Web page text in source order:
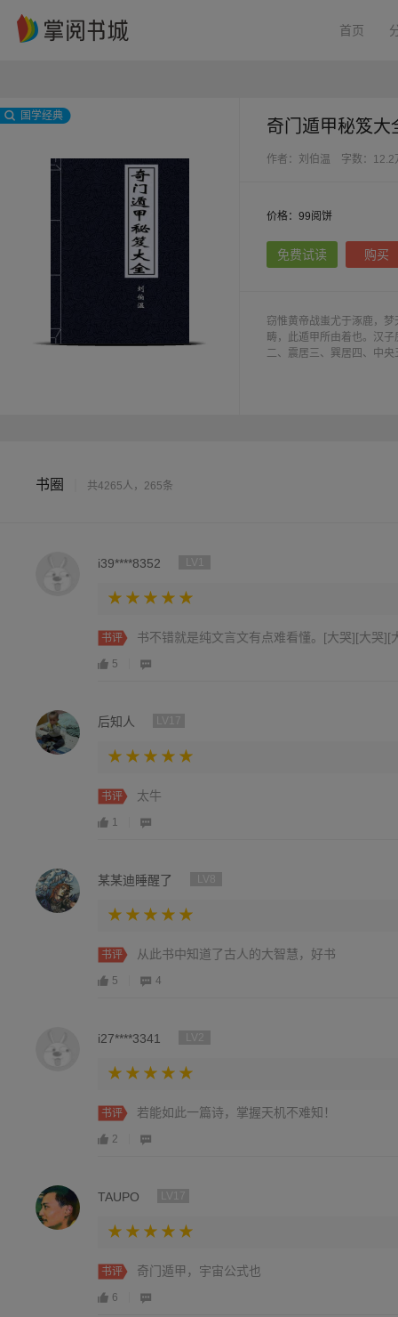
首页
国学经典
奇门遁甲秘笈大
作者：刘伯温 字数：12.2
价格：99阅饼
免费试读 购买
窃惟黄帝战蚩尤于涿鹿，
畴，此遁甲所由着也。汉
二、震居三、巽居四、中
书圈 共4265人，265条
i39****8352
书评 书不错就是纯文言文有点难看懂。[大哭][大哭][
5
后知人
书评 太牛
1
某某迪睡醒了
书评 从此书中知道了古人的大智慧，好书
5 4
i27****3341
书评 若能如此一篇诗，掌握天机不难知！
2
TAUPO
书评 奇门遁甲，宇宙公式也
6